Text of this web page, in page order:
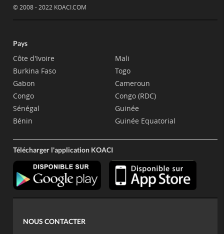
© 2008 - 2022 KOACI.COM
Pays
Côte d'Ivoire
Burkina Faso
Gabon
Congo
Sénégal
Bénin
Mali
Togo
Cameroun
Congo (RDC)
Guinée
Guinée Equatorial
Télécharger l'application KOACI
NOUS CONTACTER